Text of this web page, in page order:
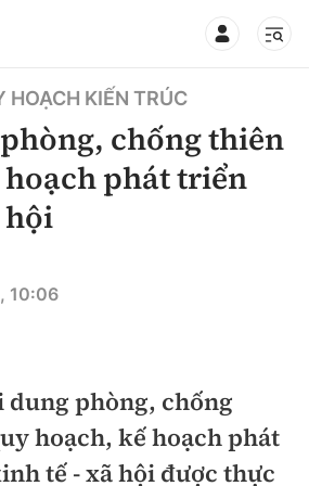
HOẠCH KIẾN TRÚC
chống thiên
phát triển
hội
10:06
dung phòng, chống
hoạch, kế hoạch phát
tế - xã hội được thực